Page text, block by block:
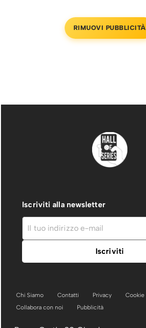
RIMUOVI PUBBLICITÀ
Iscriviti alla newsletter
Chi Siamo Contatti Privacy Cookie
Collabora con noi
Pubblicità